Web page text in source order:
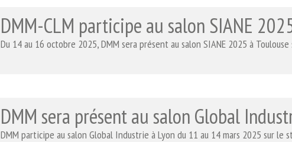
DMM-CLM participe au salon SIANE
Du 14 au 16 octobre 2025, DMM sera présent au salon SIANE 2025 à
DMM sera présent au salon Global
DMM participe au salon Global Industrie à Lyon du 11 au 14 mars 2025 sur le